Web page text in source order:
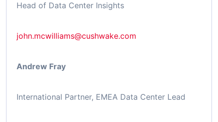
Head of Data Center Insights
john.mcwilliams@cushwake.com
Andrew Fray
International Partner, EMEA Data Center Lead